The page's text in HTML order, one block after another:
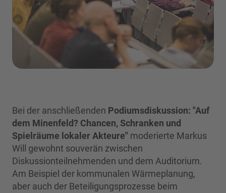
Bei der anschließenden Podiumsdiskussion: "Auf
dem Minenfeld? Chancen, Schranken und
Spielräume lokaler Akteure" moderierte Markus
Will gewohnt souverän zwischen
Diskussionteilnehmenden und dem Auditorium.
Am Beispiel der kommunalen Wärmeplanung,
aber auch der Beteiligungsprozesse beim